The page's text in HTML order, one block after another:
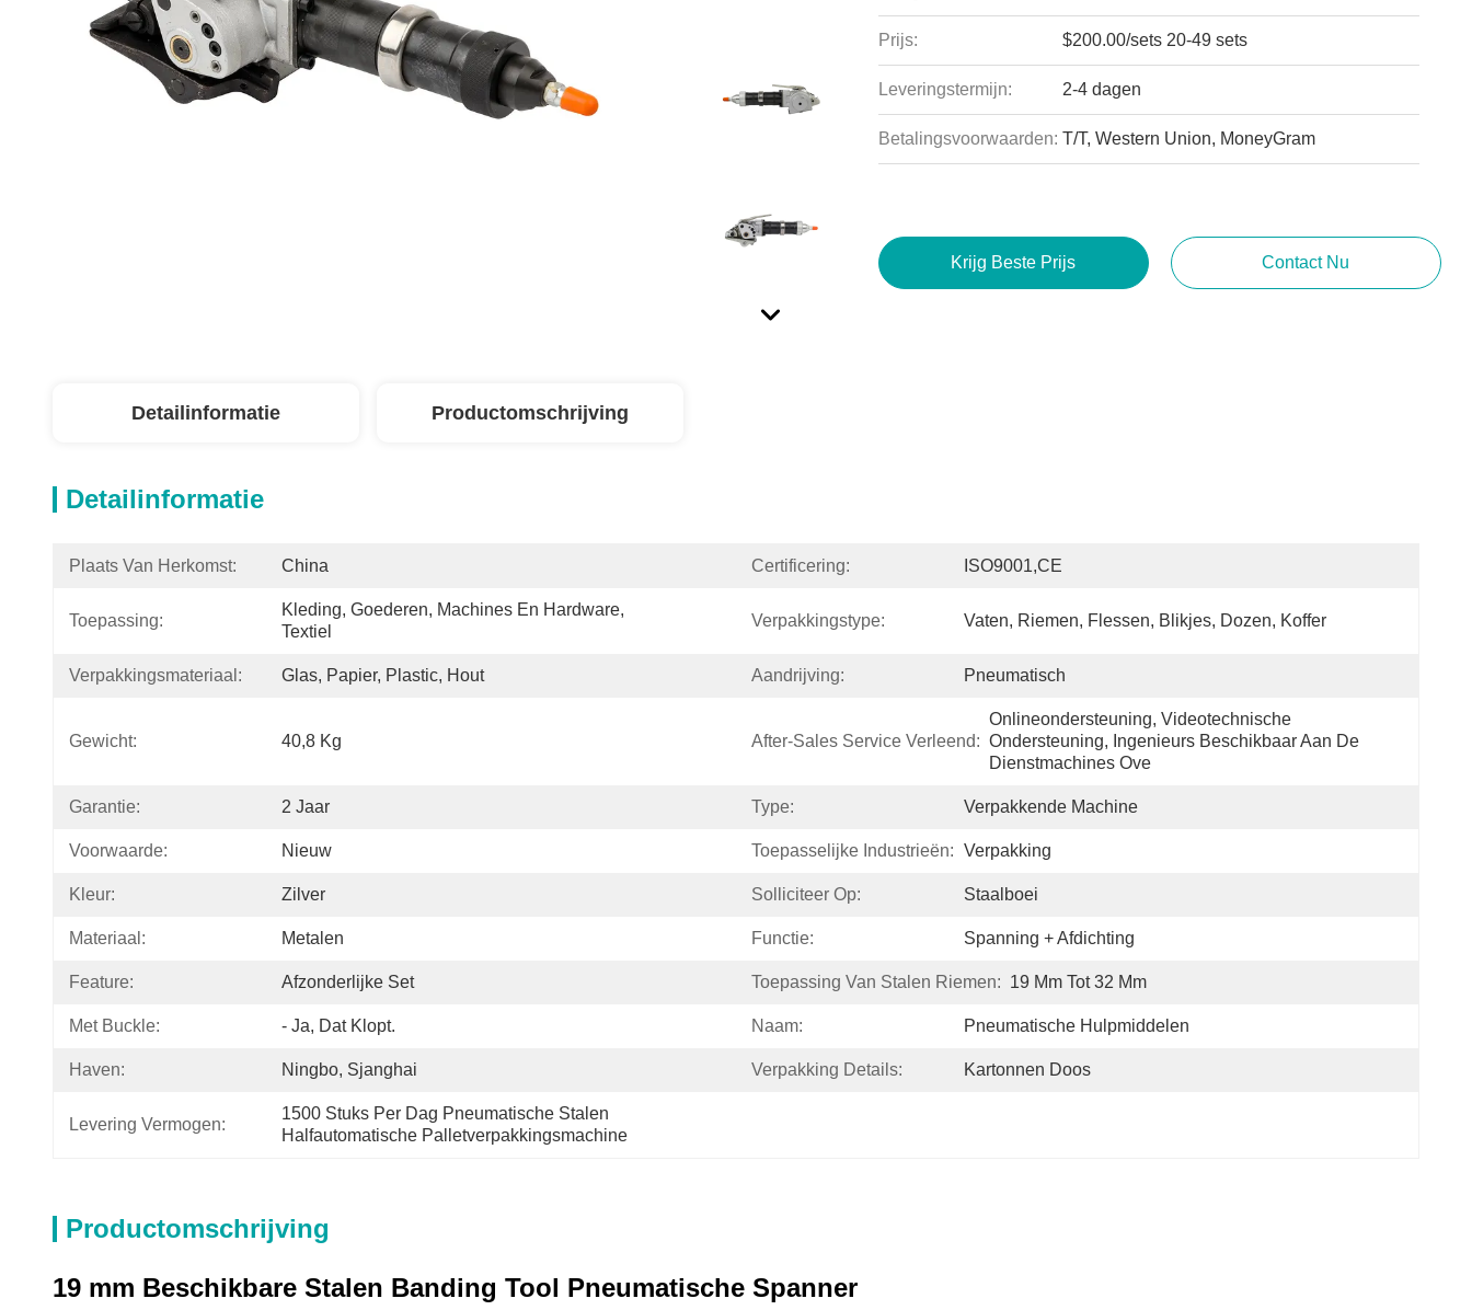
Prijs: $200.00/sets 20-49 sets
Leveringstermijn: 2-4 dagen
Betalingsvoorwaarden: T/T, Western Union, MoneyGram
Krijg Beste Prijs Contact Nu
Detailinformatie Productomschrijving
Detailinformatie
Plaats Van Herkomst: China Certificering: ISO9001,CE
Toepassing:
Kleding, Goederen, Machines En Hardware,
Textiel
Verpakkingstype: Vaten, Riemen, Flessen, Blikjes, Dozen, Koffer
Verpakkingsmateriaal: Glas, Papier, Plastic, Hout Aandrijving: Pneumatisch
Gewicht: 40,8 Kg After-Sales Service Verleend:
Onlineondersteuning, Videotechnische
Ondersteuning, Ingenieurs Beschikbaar Aan De
Dienstmachines Ove
Garantie: 2 Jaar Type: Verpakkende Machine
Voorwaarde: Nieuw Toepasselijke Industrieën: Verpakking
Kleur: Zilver Solliciteer Op: Staalboei
Materiaal: Metalen Functie: Spanning + Afdichting
Feature: Afzonderlijke Set Toepassing Van Stalen Riemen: 19 Mm Tot 32 Mm
Met Buckle: - Ja, Dat Klopt. Naam: Pneumatische Hulpmiddelen
Haven: Ningbo, Sjanghai Verpakking Details: Kartonnen Doos
Levering Vermogen:
1500 Stuks Per Dag Pneumatische Stalen
Halfautomatische Palletverpakkingsmachine
Productomschrijving
19 mm Beschikbare Stalen Banding Tool Pneumatische Spanner